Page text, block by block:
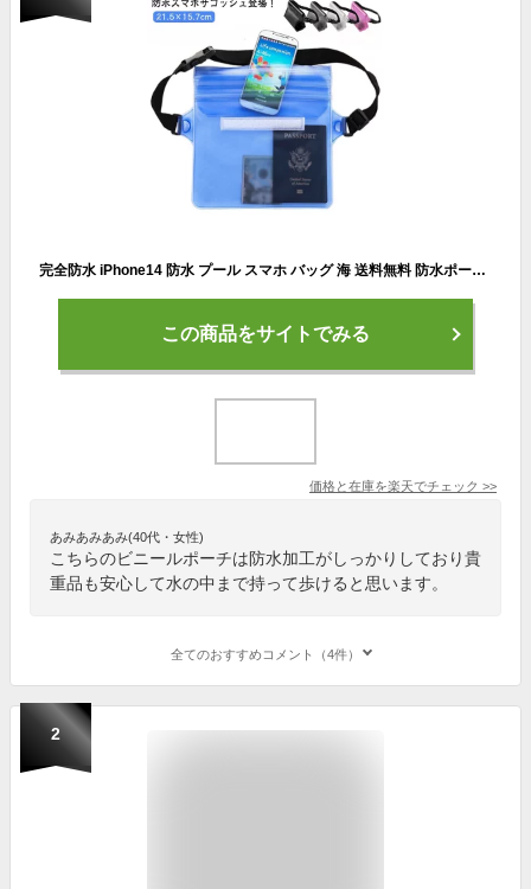
完全防水 iPhone14 防水 プール スマホ バッグ 海 送料無料 防水ポーチ 小物入れかわいい 防水ケース 3way ショルダー ウエストバッグ 雨の日 android 防水カバー 大容量 ビニール 斜め掛け 防滴 スマートフォン ビーチポーチ 小物入れ スケルトン キャンプ 防水バッグ
この商品をサイトでみる
価格と在庫を楽天でチェック >>
あみあみあみ(40代・女性)
こちらのビニールポーチは防水加工がしっかりしており貴
重品も安心して水の中まで持って歩けると思います。
全てのおすすめコメント（4件）
2